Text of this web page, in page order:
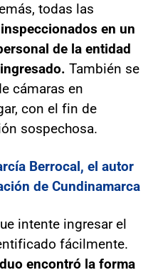
todas las
en un
de la entidad
También se
cámaras en
con el fin de
sospechosa.
Berrocal, el autor
de Cundinamarca
intente ingresar el
fácilmente.
encontró la forma